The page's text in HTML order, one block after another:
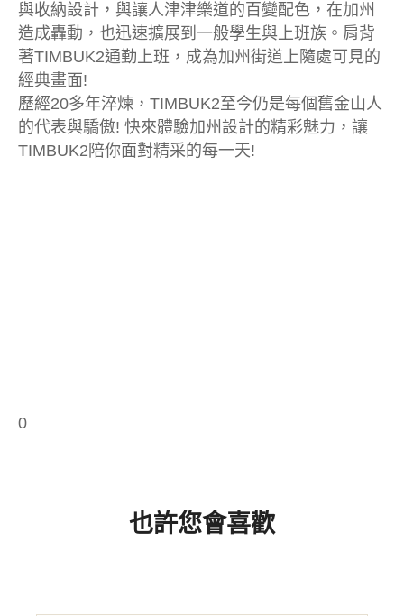
與收納設計，與讓人津津樂道的百變配色，在加州
造成轟動，也迅速擴展到一般學生與上班族。肩背
著TIMBUK2通勤上班，成為加州街道上隨處可見的
經典畫面!
歷經20多年淬煉，TIMBUK2至今仍是每個舊金山人
的代表與驕傲! 快來體驗加州設計的精彩魅力，讓
TIMBUK2陪你面對精采的每一天!
0
也許您會喜歡